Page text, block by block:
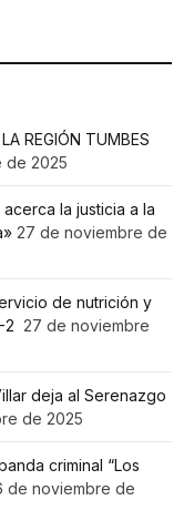
REGIÓN TUMBES
de 2025
la justicia a la
27 de noviembre de
de nutrición y
2 27 de noviembre
deja al Serenazgo
de 2025
criminal “Los
de noviembre de